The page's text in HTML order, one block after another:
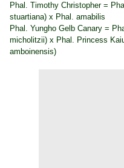
Phal. Timothy Christopher =
stuartiana) x Phal. amabilis
Phal. Yungho Gelb Canary =
micholitzii) x Phal. Princess
amboinensis)